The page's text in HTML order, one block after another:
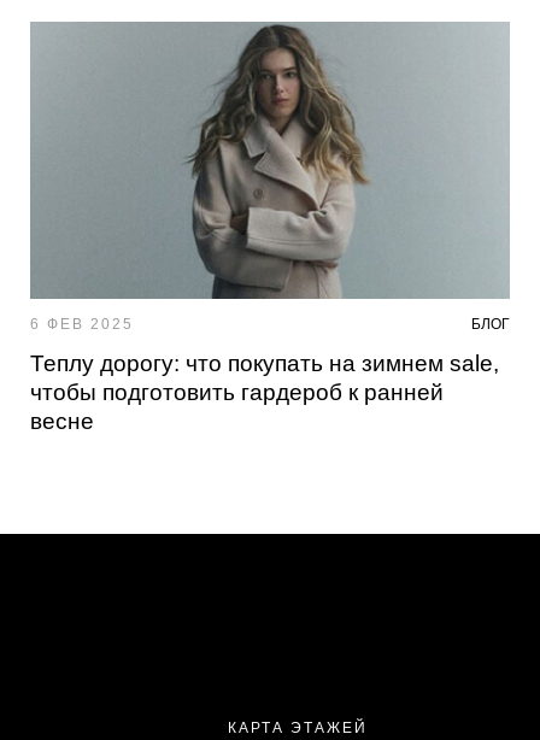
6 ФЕВ 2025 БЛОГ
Теплу дорогу: что покупать на зимнем sale,
чтобы подготовить гардероб к ранней
весне
КАРТА ЭТАЖЕЙ